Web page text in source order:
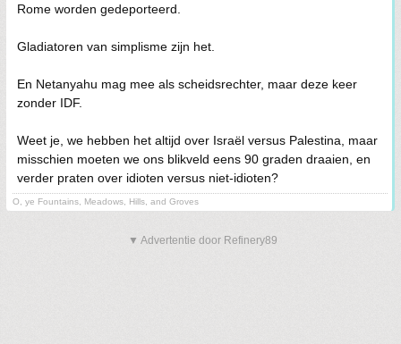
Rome worden gedeporteerd.
Gladiatoren van simplisme zijn het.
En Netanyahu mag mee als scheidsrechter, maar deze keer
zonder IDF.
Weet je, we hebben het altijd over Israël versus Palestina, maar
misschien moeten we ons blikveld eens 90 graden draaien, en
verder praten over idioten versus niet-idioten?
O, ye Fountains, Meadows, Hills, and Groves
▼ Advertentie door Refinery89